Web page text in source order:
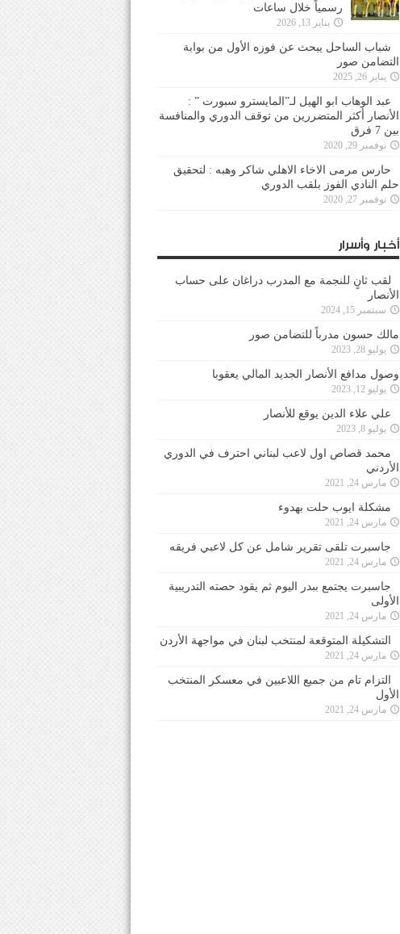
رسمياً خلال ساعات
يناير 13, 2026
شباب الساحل يبحث عن فوزه الأول من بوابة
التضامن صور
يناير 26, 2025
عبد الوهاب ابو الهيل لـ”المايسترو سبورت ” :
الأنصار أكثر المتضررين من توقف الدوري والمنافسة
بين 7 فرق
نوفمبر 29, 2020
حارس مرمى الاخاء الاهلي شاكر وهبه : لتحقيق
حلم النادي الفوز بلقب الدوري
نوفمبر 27, 2020
أخبار وأسرار
لقب ثانٍ للنجمة مع المدرب دراغان على حساب
الأنصار
سبتمبر 15, 2024
مالك حسون مدرباً للتضامن صور
يوليو 28, 2023
وصول مدافع الأنصار الجديد المالي يعقوبا
يوليو 12, 2023
علي علاء الدين يوقع للأنصار
يوليو 8, 2023
محمد قصاص اول لاعب لبناني احترف في الدوري
الأردني
مارس 24, 2021
مشكلة ايوب حلت بهدوء
مارس 24, 2021
جاسبرت تلقى تقرير شامل عن كل لاعبي فريقه
مارس 24, 2021
جاسبرت يجتمع ببدر اليوم ثم يقود حصته التدريبية
الأولى
مارس 24, 2021
التشكيلة المتوقعة لمنتخب لبنان في مواجهة الأردن
مارس 24, 2021
التزام تام من جميع اللاعبين في معسكر المنتخب
الأول
مارس 24, 2021